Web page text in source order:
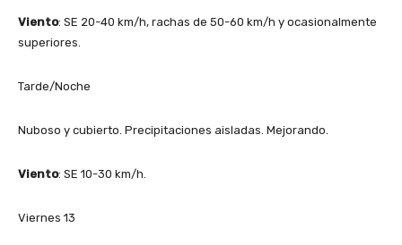
Viento: SE 20-40 km/h, rachas de 50-60 km/h y ocasionalmente
superiores.
Tarde/Noche
Nuboso y cubierto. Precipitaciones aisladas. Mejorando.
Viento: SE 10-30 km/h.
Viernes 13